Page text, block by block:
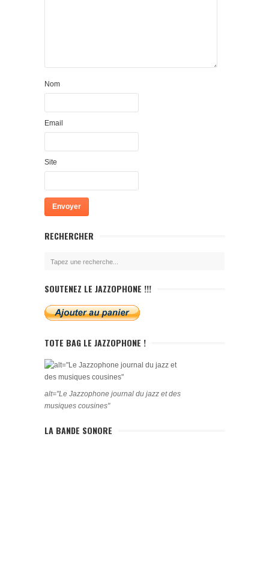
Nom
Email
Site
RECHERCHER
SOUTENEZ LE JAZZOPHONE !!!
TOTE BAG LE JAZZOPHONE !
alt="Le Jazzophone journal du jazz et des
musiques cousines"
LA BANDE SONORE